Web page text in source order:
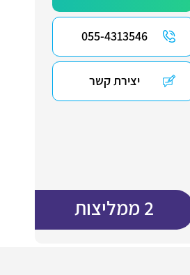
055-4313546
יצירת קשר
2 ממליצות